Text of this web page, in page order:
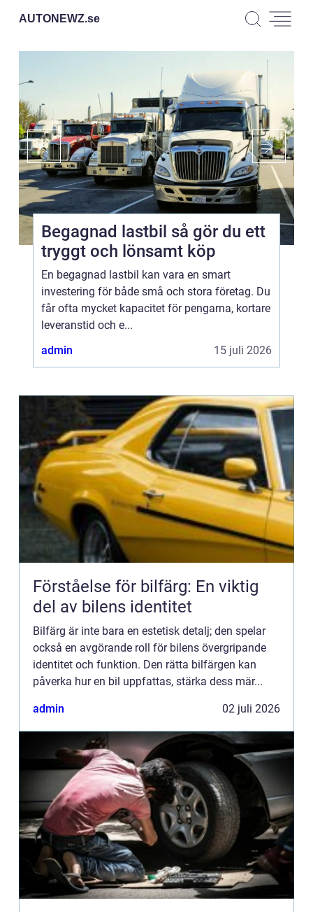
AUTONEWZ.se
Begagnad lastbil så gör du ett
tryggt och lönsamt köp
En begagnad lastbil kan vara en smart
investering för både små och stora företag. Du
får ofta mycket kapacitet för pengarna, kortare
leveranstid och e...
admin
15 juli 2026
Förståelse för bilfärg: En viktig
del av bilens identitet
Bilfärg är inte bara en estetisk detalj; den spelar
också en avgörande roll för bilens övergripande
identitet och funktion. Den rätta bilfärgen kan
påverka hur en bil uppfattas, stärka dess mär...
admin 02 juli 2026